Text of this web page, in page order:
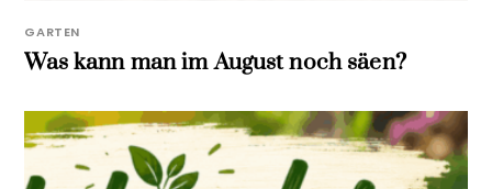
GARTEN
Was kann man im August noch säen?